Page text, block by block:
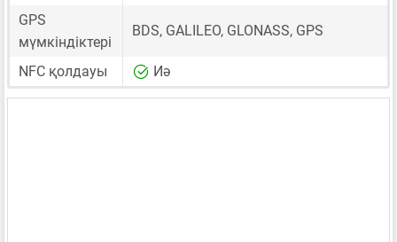
GPS
мүмкіндіктері
BDS, GALILEO, GLONASS, GPS
NFC қолдауы Иә